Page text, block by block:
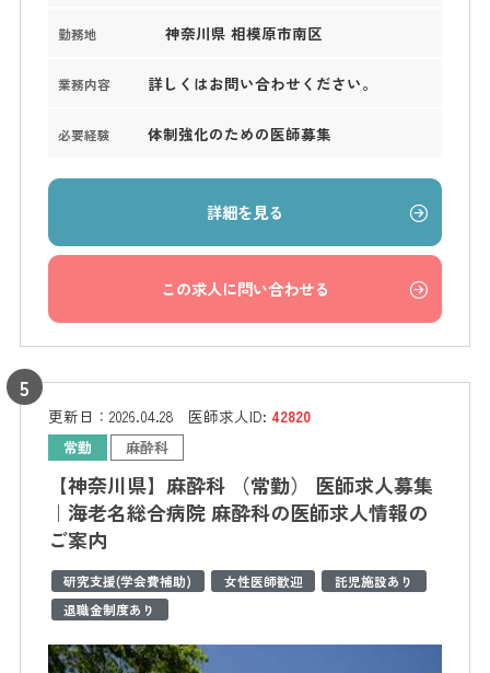
勤務地 神奈川県 相模原市南区
業務内容 詳しくはお問い合わせください。
必要経験 体制強化のための医師募集
詳細を見る
この求人に問い合わせる
更新日： 2026.04.28 医師求人ID: 42820
常勤 麻酔科
【神奈川県】麻酔科 （常勤） 医師求人募集
｜海老名総合病院 麻酔科の医師求人情報の
ご案内
研究支援(学会費補助) 女性医師歓迎
託児施設あり
退職金制度あり